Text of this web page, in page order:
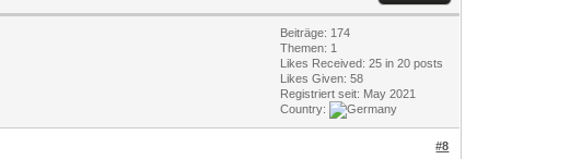
Beiträge: 174
Themen: 1
Likes Received:25 in 20 posts
Likes Given: 58
Registriert seit: May 2021
Country:
#8